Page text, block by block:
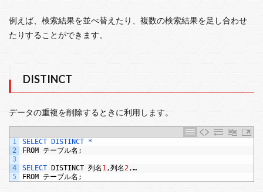
例えば、検索結果を並べ替えたり、複数の検索結果を足し合わせ
たりすることができます。
DISTINCT
データの重複を削除するときに利用します。
1
2
3
4
5
SELECT
DISTINCT *
FROM テーブル名 ;
SELECT DISTINCT 列名 1,列名2,…
FROM テーブル名 ;